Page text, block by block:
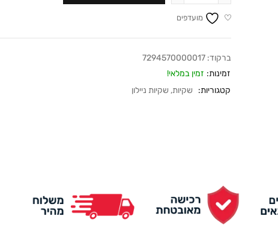
מועדפים
ברקוד: 7294570000017
זמינות: זמין במלאי!
קטגוריות:
שקיות, שקיות ניילון